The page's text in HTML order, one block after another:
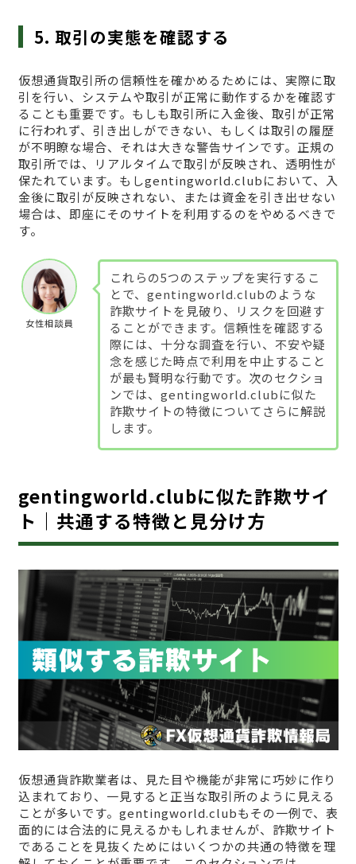
5. 取引の実態を確認する
仮想通貨取引所の信頼性を確かめるためには、実際に取
引を行い、システムや取引が正常に動作するかを確認す
ることも重要です。もしも取引所に入金後、取引が正常
に行われず、引き出しができない、もしくは取引の履歴
が不明瞭な場合、それは大きな警告サインです。正規の
取引所では、リアルタイムで取引が反映され、透明性が
保たれています。もしgentingworld.clubにおいて、入
金後に取引が反映されない、または資金を引き出せない
場合は、即座にそのサイトを利用するのをやめるべきで
す。
女性相談員
これらの5つのステップを実行するこ
とで、gentingworld.clubのような
詐欺サイトを見破り、リスクを回避す
ることができます。信頼性を確認する
際には、十分な調査を行い、不安や疑
念を感じた時点で利用を中止すること
が最も賢明な行動です。次のセクショ
ンでは、gentingworld.clubに似た
詐欺サイトの特徴についてさらに解説
します。
gentingworld.clubに似た詐欺サイ
ト｜共通する特徴と見分け方
仮想通貨詐欺業者は、見た目や機能が非常に巧妙に作り
込まれており、一見すると正当な取引所のように見える
ことが多いです。gentingworld.clubもその一例で、表
面的には合法的に見えるかもしれませんが、詐欺サイト
であることを見抜くためにはいくつかの共通の特徴を理